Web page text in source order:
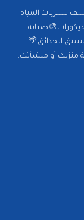
تسربات المياه
الحدائق🌴
منزلك أو منشأتك.